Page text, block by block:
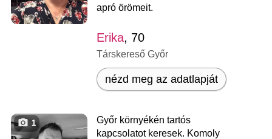
apró örömeit.
Erika, 70
Társkereső Győr
nézd meg az adatlapját
1
Győr környékén tartós
kapcsolatot keresek. Komoly